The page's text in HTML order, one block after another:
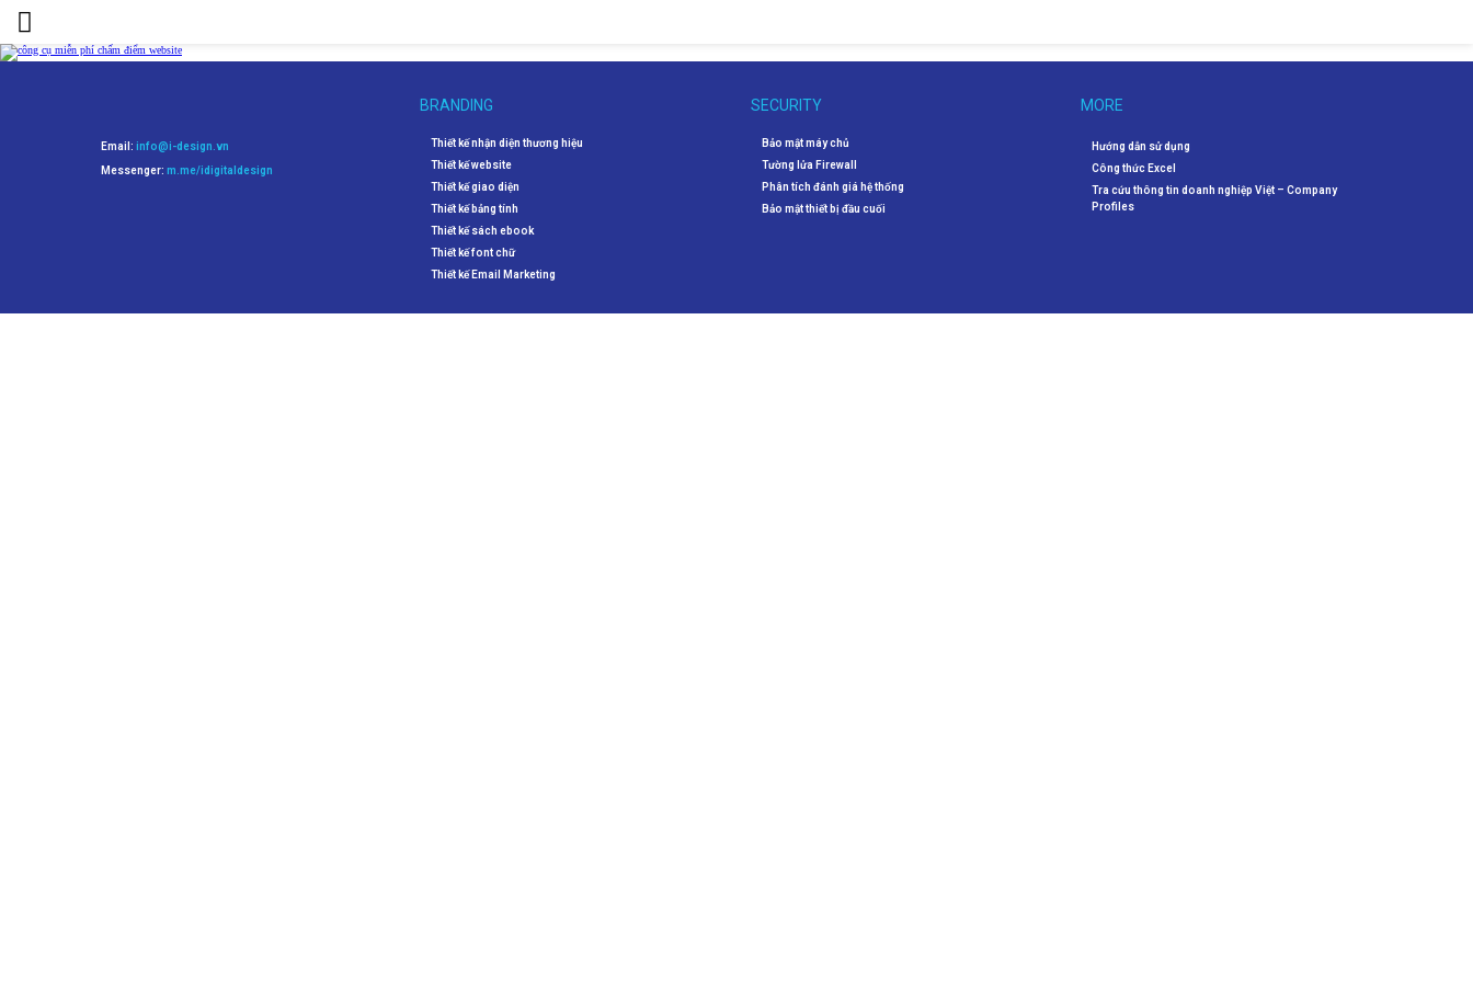
Email: info@i-design.vn
Messenger: m.me/idigitaldesign
BRANDING
Thiết kế nhận diện thương hiệu
Thiết kế website
Thiết kế giao diện
Thiết kế bảng tính
Thiết kế sách ebook
Thiết kế font chữ
Thiết kế Email Marketing
SECURITY
Bảo mật máy chủ
Tường lửa Firewall
Phân tích đánh giá hệ thống
Bảo mật thiết bị đầu cuối
MORE
Hướng dẫn sử dụng
Công thức Excel
Tra cứu thông tin doanh nghiệp Việt – Company
Profiles